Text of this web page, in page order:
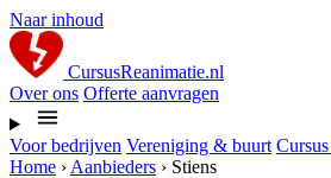
Naar inhoud
CursusReanimatie.nl
Over ons Offerte aanvragen
Voor bedrijven Vereniging & buurt
Home › Aanbieders › Stiens